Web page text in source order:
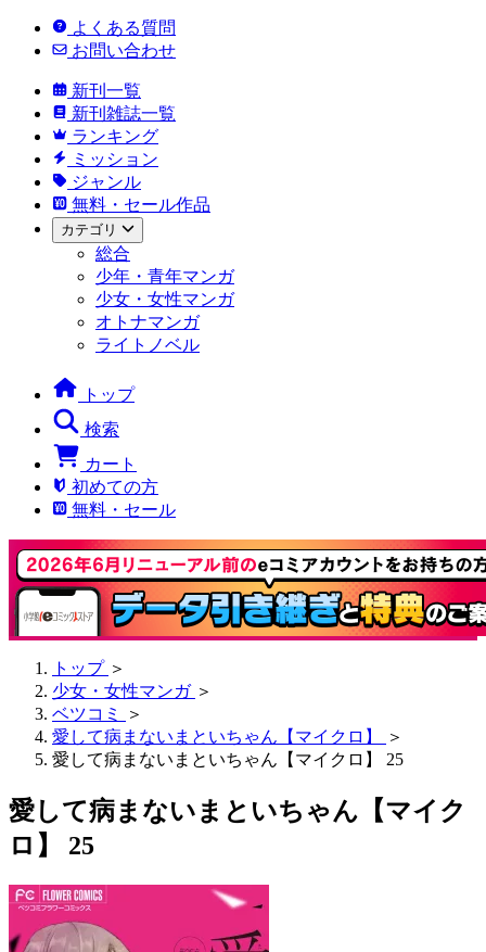
よくある質問
お問い合わせ
新刊一覧
新刊雑誌一覧
ランキング
ミッション
ジャンル
無料・セール作品
カテゴリ
総合
少年・青年マンガ
少女・女性マンガ
オトナマンガ
ライトノベル
トップ
検索
カート
初めての方
無料・セール
トップ ＞
少女・女性マンガ ＞
ベツコミ
＞
愛して病まないまといちゃん【マイクロ】
＞
愛して病まないまといちゃん【マイクロ】 25
愛して病まないまといちゃん【マイク
ロ】 25